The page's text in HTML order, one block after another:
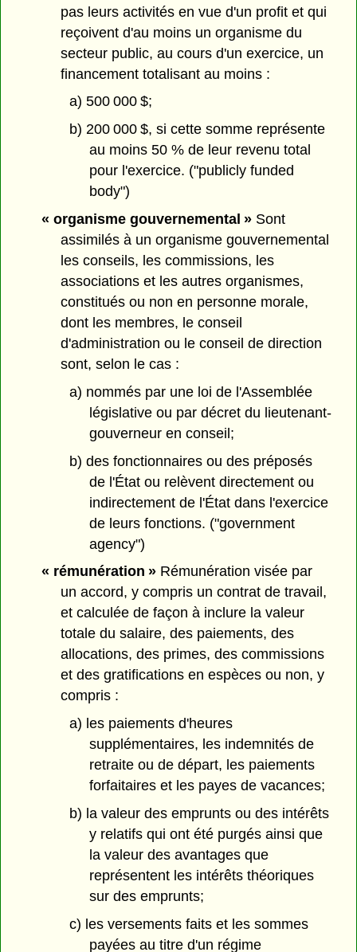
pas leurs activités en vue d'un profit et qui
reçoivent d'au moins un organisme du
secteur public, au cours d'un exercice, un
financement totalisant au moins :
a) 500 000 $;
b) 200 000 $, si cette somme représente
au moins 50 % de leur revenu total
pour l'exercice. ("publicly funded
body")
« organisme gouvernemental »Sont
assimilés à un organisme gouvernemental
les conseils, les commissions, les
associations et les autres organismes,
constitués ou non en personne morale,
dont les membres, le conseil
d'administration ou le conseil de direction
sont, selon le cas :
a) nommés par une loi de l'Assemblée
législative ou par décret du lieutenant-
gouverneur en conseil;
b) des fonctionnaires ou des préposés
de l'État ou relèvent directement ou
indirectement de l'État dans l'exercice
de leurs fonctions. ("government
agency")
« rémunération »Rémunération visée par
un accord, y compris un contrat de travail,
et calculée de façon à inclure la valeur
totale du salaire, des paiements, des
allocations, des primes, des commissions
et des gratifications en espèces ou non, y
compris :
a) les paiements d'heures
supplémentaires, les indemnités de
retraite ou de départ, les paiements
forfaitaires et les payes de vacances;
b) la valeur des emprunts ou des intérêts
y relatifs qui ont été purgés ainsi que
la valeur des avantages que
représentent les intérêts théoriques
sur des emprunts;
c) les versements faits et les sommes
payées au titre d'un régime